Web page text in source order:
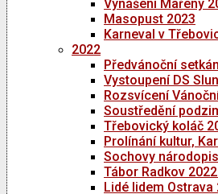
Vynášení Mařeny
Masopust 2023
Karneval v
2022
Předvánoční
Vystoupení DS
Rozsvícení
Soustředění
Třebovický koláč
Prolínání kultur,
Sochovy
Tábor Radkov
Lidé lidem Ostrava